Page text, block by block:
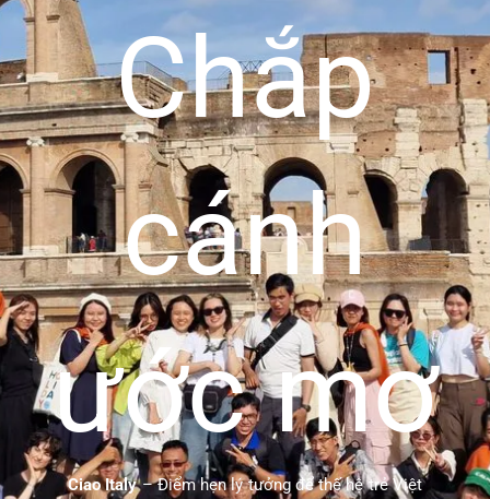
Chắp
cánh
ước mơ
Ciao Italy– Điểm hẹn lý tưởng để thế hệ trẻ Việt